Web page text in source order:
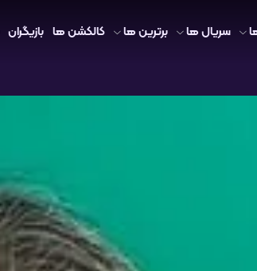
سریال ها برترین ها کالکشن ها بازیگران